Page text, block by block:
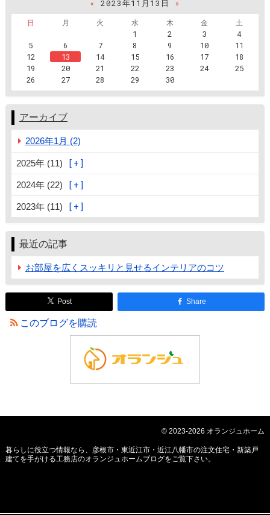
« 2023年11月13日
»
日
月 火 水 木 金
土
1
2 3
4
5
6 7 8 9 10
11
12
13 14 15 16 17
18
19
20 21 22 23 24
25
26
27 28 29 30
アーカイブ
2026年1月 (2)
2025年 (11)
2024年 (22)
2023年 (11)
最近の記事
お部屋を広くスッキリと見せるインテリアのコツ
Post Share
このブログを購読
© 2023-2026 オランジュホーム
暮らしに役立つ情報なら、 彦根市・東近江市・近江八幡市の注文住宅・新築戸
建てを手がける工務店のオランジュホームブログをご覧下さい。